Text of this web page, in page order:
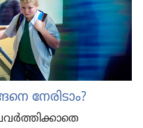
നേരിടാം?